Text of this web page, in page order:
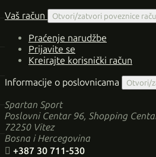
Vaš račun
Otvori/zatvori poveznice
Praćenje narudžbe
Prijavite se
Kreirajte korisnički račun
Informacije o poslovnicama
Otvori/
Spartan Sport
Poslovni Centar 96, Shopping
72250 Vitez
Bosna i Hercegovina
 +387 30 711-530